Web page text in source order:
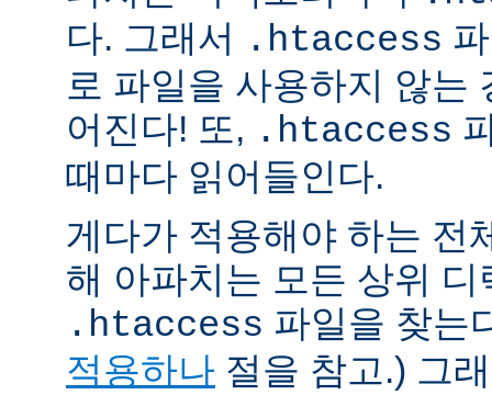
다. 그래서 .htaccess
로 파일을 사용하지 않는
어진다! 또, .htaccess
때마다 읽어들인다.
게다가 적용해야 하는 전
해 아파치는 모든 상위 디
.htaccess 파일을 찾는
적용하나 절을 참고.) 그